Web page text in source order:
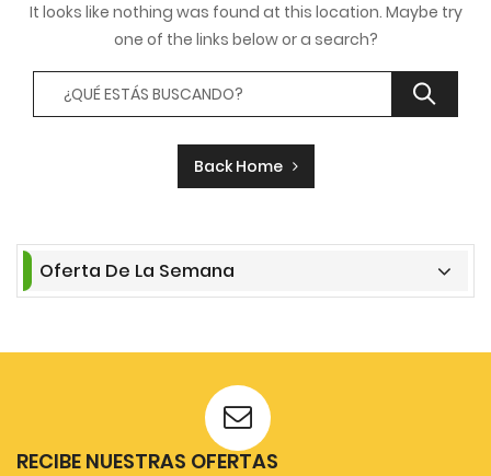
It looks like nothing was found at this location. Maybe try
one of the links below or a search?
Back Home
Oferta De La Semana
RECIBE NUESTRAS OFERTAS